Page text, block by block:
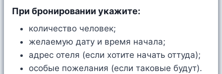
При бронировании укажите:
количество человек;
желаемую дату и время начала;
адрес отеля (если хотите начать оттуда);
особые пожелания (если таковые будут).